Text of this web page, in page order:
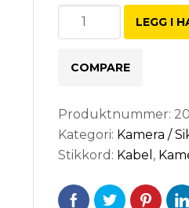
Ryggekamera
kabel
LEGG I
COMPARE
Produktnummer:
Kategori: Kamera /
Stikkord: Kabel ,